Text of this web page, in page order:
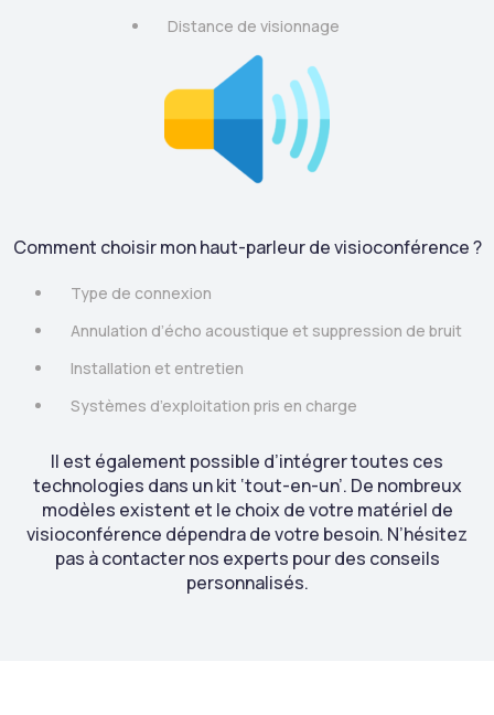
Distance de visionnage
Comment choisir mon haut-parleur de visioconférence ?
Type de connexion
Annulation d’écho acoustique et suppression de bruit
Installation et entretien
Systèmes d’exploitation pris en charge
Il est également possible d’intégrer toutes ces
technologies dans un kit ‘tout-en-un’. De nombreux
modèles existent et le choix de votre matériel de
visioconférence dépendra de votre besoin. N’hésitez
pas à contacter nos experts pour des conseils
personnalisés.